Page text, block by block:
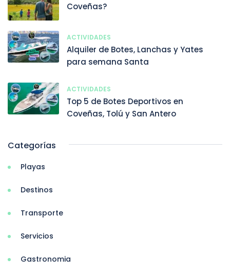
Coveñas?
ACTIVIDADES
Alquiler de Botes, Lanchas y Yates
para semana Santa
ACTIVIDADES
Top 5 de Botes Deportivos en
Coveñas, Tolú y San Antero
Categorías
Playas
Destinos
Transporte
Servicios
Gastronomia